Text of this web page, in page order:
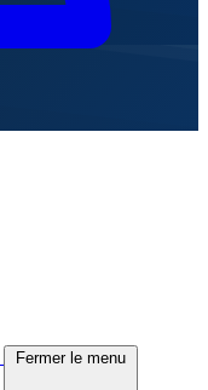
Fermer le menu